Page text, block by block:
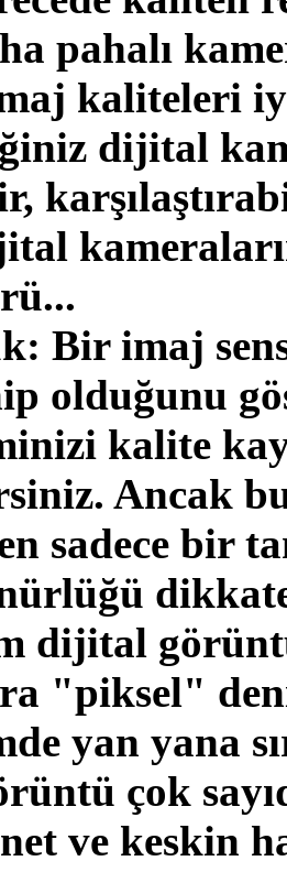
pahalı
kaliteleri
dijital
Bir imaj
olduğunu
kalite
Ancak
sadece bir
dijital
"piksel"
yan yana
çok
ve keskin